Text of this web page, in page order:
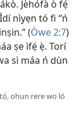
Jèhófà ò fẹ́
nìyẹn tó fi “ń
(Òwe 2:7)
ṣe ìfẹ́ ẹ̀. Torí
sì máa ń dùn
ohun rere wo ló